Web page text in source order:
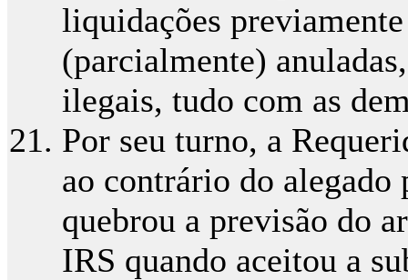
liquidações
(parcialmente)
ilegais, tudo com as
Por seu turno, a
ao contrário do alegado
quebrou a previsão do
IRS quando aceitou a